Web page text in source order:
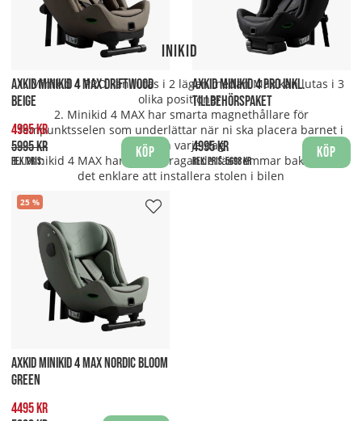
Skillnader mellan Minikid 4 PRO & Minikid 4 Max
1. Minikid 4 PRO kan lutas i 2 lägen medan Max kan lutas i 3
olika positioner.
2. Minikid 4 MAX har smarta magnethållare för
fempunktsselen som underlättar när ni ska placera barnet i
stolen varje dag
3. Minikid 4 MAX har självåtdragande fästremmar bak som gör
det enklare att installera stolen i bilen
AXKID MINIKID 4 MAX DRIFTWOOD
BEIGE
4995 kr
5995 kr
Rek. pris:
Köp
AXKID MINIKID 4 PRO INKL.
TILLBEHÖRSPAKET
4995 kr
Rek. pris:5698 kr
Köp
25
AXKID MINIKID 4 MAX NORDIC BLOOM
GREEN
4495 kr